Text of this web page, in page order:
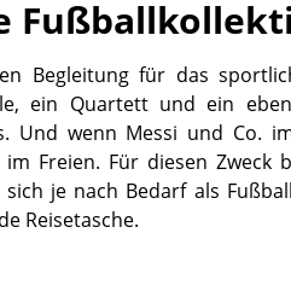
Begleitung für das
ein Quartett und ein
Und wenn Messi und Co.
im Freien. Für diesen Zweck
sich je nach Bedarf als
Reisetasche.